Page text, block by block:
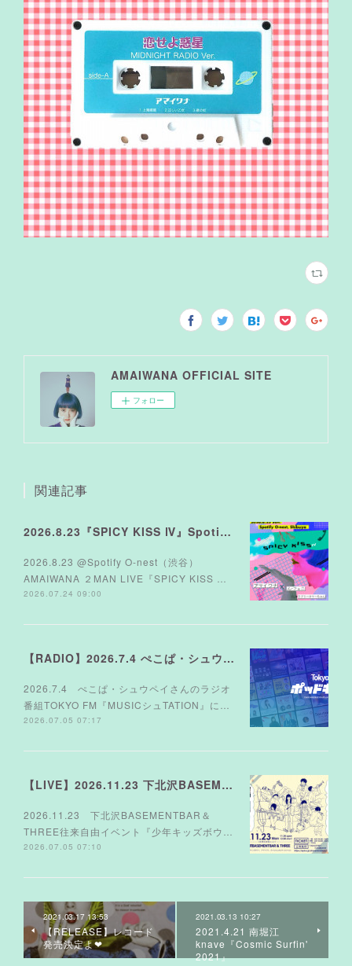
AMAIWANA OFFICIAL SITE
フォロー
関連記事
2026.8.23『SPICY KISS Ⅳ』Spotify O-nest
2026.8.23 @Spotify O-nest（渋谷）
AMAIWANA ２MAN LIVE『SPICY KISS …
2026.07.24 09:00
【RADIO】2026.7.4 ぺこぱ・シュウペイさんのラジオ TOKYO FM『MUSICシュTATION』
2026.7.4 ぺこぱ・シュウペイさんのラジオ
番組TOKYO FM『MUSICシュTATION』に…
2026.07.05 07:17
【LIVE】2026.11.23 下北沢BASEMENTBAR＆THREE
2026.11.23 下北沢BASEMENTBAR＆
THREE往来自由イベント『少年キッズボウ…
2026.07.05 07:10
2021.03.17 13:53
【RELEASE】レコード
発売決定よ❤︎
2021.03.13 10:27
2021.4.21 南堀江
knave『Cosmic Surfin'
2021』